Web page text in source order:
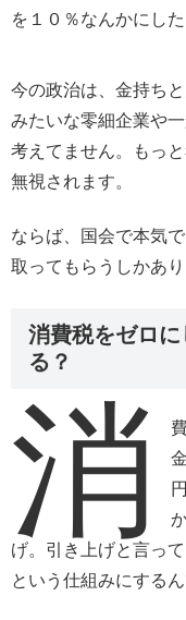
を１０％なんかにし
今の政治は、金持ち
みたいな零細企業や
考えてません。もっ
無視されます。
ならば、国会で本気
取ってもらうしかあり
消費税をゼロ
る？
消
げ。引き上げと言っ
という仕組みにするん